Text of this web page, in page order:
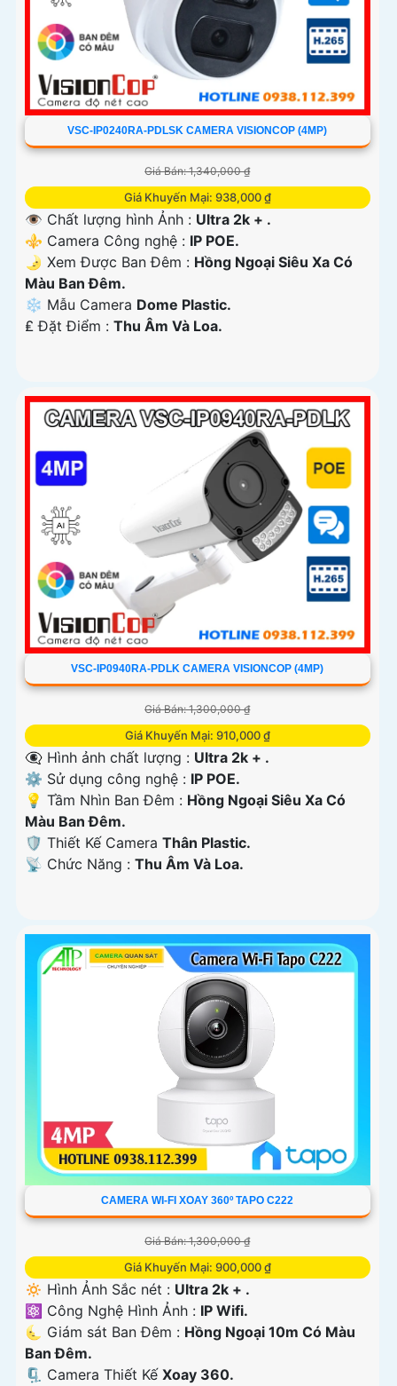
VSC-IP0240RA-PDLSK CAMERA VISIONCOP (4MP)
Giá Bán: 1,340,000 ₫
Giá Khuyến Mại: 938,000 ₫
👁 Chất lượng hình Ảnh : Ultra 2k + .
⚜️ Camera Công nghệ : IP POE.
🌛 Xem Được Ban Đêm : Hồng Ngoại Siêu Xa Có
Màu Ban Ðêm.
❄ Mẫu Camera Dome Plastic.
️₤ Đặt Điểm : Thu Âm Và Loa.
VSC-IP0940RA-PDLK CAMERA VISIONCOP (4MP)
Giá Bán: 1,300,000 ₫
Giá Khuyến Mại: 910,000 ₫
👁️‍🗨 Hình ảnh chất lượng : Ultra 2k + .
⚙ Sử dụng công nghệ : IP POE.
💡 Tầm Nhìn Ban Đêm : Hồng Ngoại Siêu Xa Có
Màu Ban Ðêm.
🛡 Thiết Kế Camera Thân Plastic.
️📡 Chức Năng : Thu Âm Và Loa.
CAMERA WI-FI XOAY 360º TAPO C222
Giá Bán: 1,300,000 ₫
Giá Khuyến Mại: 900,000 ₫
🔅 Hình Ảnh Sắc nét : Ultra 2k + .
⚛️ Công Nghệ Hình Ảnh : IP Wifi.
🌜 Giám sát Ban Đêm : Hồng Ngoại 10m Có Màu
Ban Ðêm.
🗜️ Camera Thiết Kế Xoay 360.